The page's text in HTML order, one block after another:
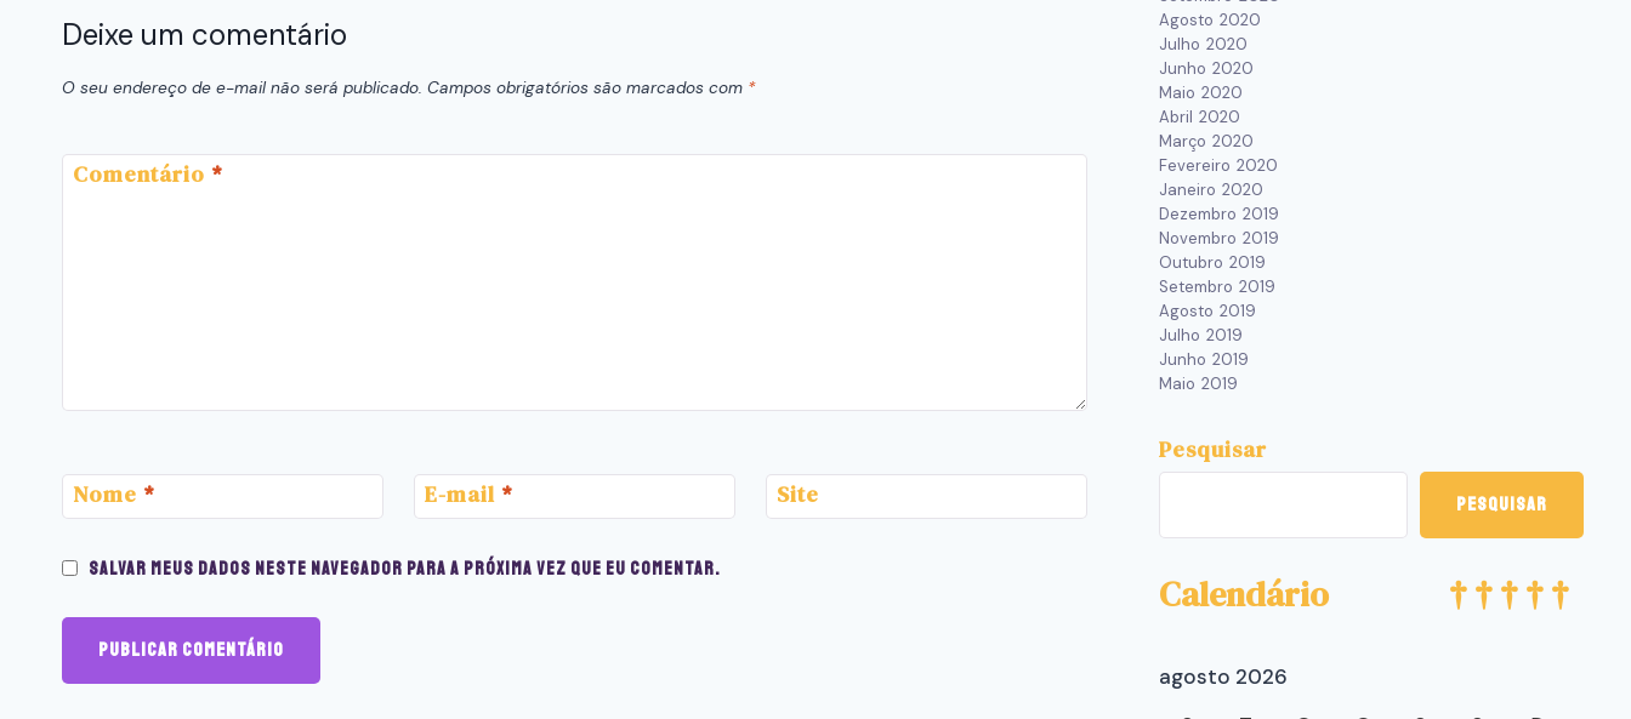
Deixe um comentário
O seu endereço de e-mail não será publicado. Campos obrigatórios são marcados com *
Comentário *
Nome * E-mail * Site
Salvar meus dados neste navegador para a próxima vez que eu comentar.
Agosto 2020
Julho 2020
Junho 2020
Maio 2020
Abril 2020
Março 2020
Fevereiro 2020
Janeiro 2020
Dezembro 2019
Novembro 2019
Outubro 2019
Setembro 2019
Agosto 2019
Julho 2019
Junho 2019
Maio 2019
Pesquisar
Pesquisar
Calendário
agosto 2026